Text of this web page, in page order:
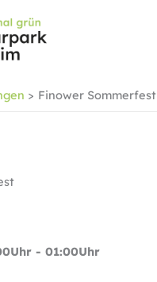
Finower Sommerfest
- 01:00Uhr